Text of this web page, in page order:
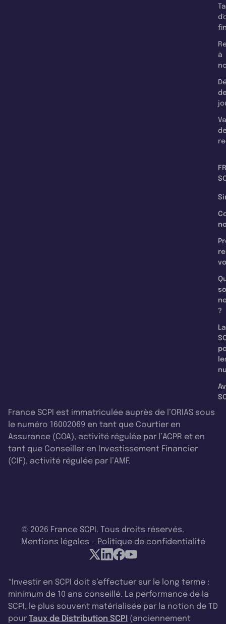
à
?
La
France SCPI est immatriculée auprès de l’ORIAS sous
le numéro 16002069 en tant que Courtier en
Assurance (COA), activité régulée par l’ACPR et en
tant que Conseiller en Investissement Financier
(CIF), activité régulée par l’AMF.
© 2026 France SCPI. Tous droits réservés.
Mentions légales - Politique de confidentialité
*Investir en SCPI doit s’effectuer sur le long terme :
minimum de 10 ans conseillé. La performance de la
SCPI, le plus souvent matérialisée par la notion de TD
pour Taux de Distribution SCPI (anciennement